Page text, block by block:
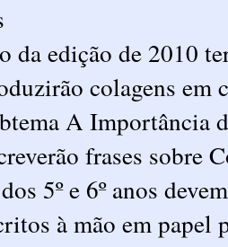
da edição de 2010
colagens
A Importância
frases sobre
5º e 6º anos
à mão em papel